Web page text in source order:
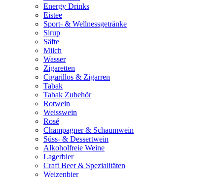
Energy Drinks
Eistee
Sport- & Wellnessgetränke
Sirup
Säfte
Milch
Wasser
Zigaretten
Cigarillos & Zigarren
Tabak
Tabak Zubehör
Rotwein
Weisswein
Rosé
Champagner & Schaumwein
Süss- & Dessertwein
Alkoholfreie Weine
Lagerbier
Craft Beer & Spezialitäten
Weizenbier